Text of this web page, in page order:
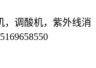
，调酸机，紫外线消